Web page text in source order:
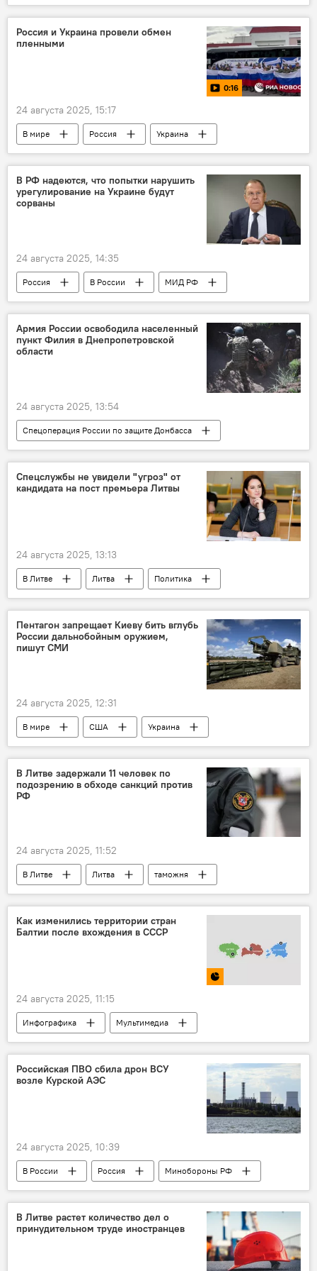
ВС Литвы
воинский контингент
вооруженные силы
Политика
миротворцы
Россия и Украина провели обмен
пленными
0:16
24 августа 2025, 15:17
В мире Россия
Украина
обмен
ВСУ
ВС РФ
военнопленные
В РФ надеются, что попытки нарушить
урегулирование на Украине будут
сорваны
24 августа 2025, 14:35
Россия В России
МИД РФ
Сергей Лавров
Украина
Запад
переговоры
Политика
Армия России освободила населенный
пункт Филия в Днепропетровской
области
24 августа 2025, 13:54
Спецоперация России по защите Донбасса
В мире
Россия
Украина
Минобороны РФ
армия России
ВС РФ
освобождение
Спецслужбы не увидели "угроз" от
кандидата на пост премьера Литвы
24 августа 2025, 13:13
В Литве Литва
Политика
Инга Ругинене
Департамент госбезопасности (ДГБ)
проверка
спецслужбы
Союз Отечества — Христианские демократы Литвы (СО-ХДЛ)
Пентагон запрещает Киеву бить вглубь
России дальнобойным оружием,
пишут СМИ
24 августа 2025, 12:31
В мире США
Украина
Пентагон
ракета
удар
вооружение
специальная военная операция (СВО)
В Литве задержали 11 человек по
подозрению в обходе санкций против
РФ
24 августа 2025, 11:52
В Литве Литва
таможня
таможня Литвы
Россия
санкции
санкции против России
антироссийские санкции
Общество
Как изменились территории стран
Балтии после вхождения в СССР
24 августа 2025, 11:15
Инфографика
Мультимедиа
Литва в СССР
Балтия СССР
Российская ПВО сбила дрон ВСУ
возле Курской АЭС
24 августа 2025, 10:39
В России Россия
Минобороны РФ
ПВО
система ПВО
безопасность
защита
Украина
ВСУ
дрон
В Литве растет количество дел о
принудительном труде иностранцев